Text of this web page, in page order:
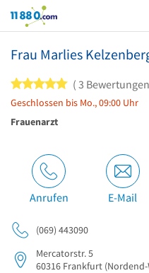
11880.com
Frau Marlies
5 von 5 Sternen
3 Bewertungen
Geschlossen bis Mo., 09:00 Uhr
Frauenarzt
Anrufen E-Mail
(069) 443090
Mercatorstr. 5
60316 Frankfurt (Nordend-